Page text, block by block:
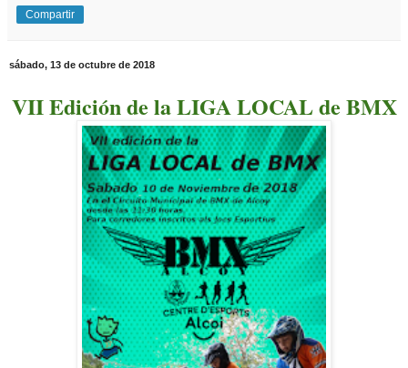
Compartir
sábado, 13 de octubre de 2018
VII Edición de la LIGA LOCAL de BMX